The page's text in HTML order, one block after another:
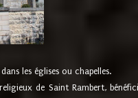
les églises ou chapelles.
de Saint Rambert,